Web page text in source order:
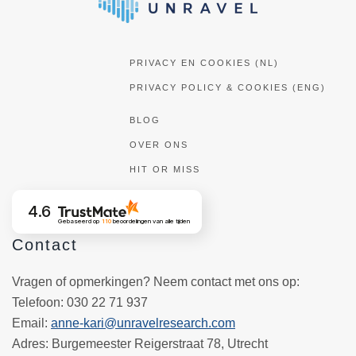
PRIVACY EN COOKIES (NL)
PRIVACY POLICY & COOKIES (ENG)
BLOG
OVER ONS
HIT OR MISS
4.6
Gebaseerd op 110beoordelingen van alle tijden
Contact
Vragen of opmerkingen? Neem contact met ons op:
Telefoon: 030 22 71 937
Email : anne-kari@unravelresearch.com
Adres: Burgemeester Reigerstraat 78, Utrecht